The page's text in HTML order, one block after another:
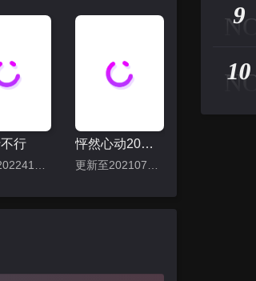
行 怦然心动20岁 第一季
NO
9
NO
10